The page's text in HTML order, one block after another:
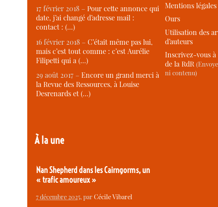
17 février 2018 –Pour cette annonce qui
date, j’ai changé d’adresse mail :
contact : (…)
16 février 2018 –C’était même pas lui,
mais c’est tout comme : c’est Aurélie
Filipetti qui a (…)
29 août 2017 –Encore un grand merci à
la Revue des Ressources, à Louise
Desrenards et (…)
À la une
Nan Shepherd dans les Cairngorms, un
« trafic amoureux »
7 décembre 2025, parCécile Vibarel
Mentions légales
Ours
Utilisation des
d’auteurs
Inscrivez-vous
de la RdR
ni contenu)